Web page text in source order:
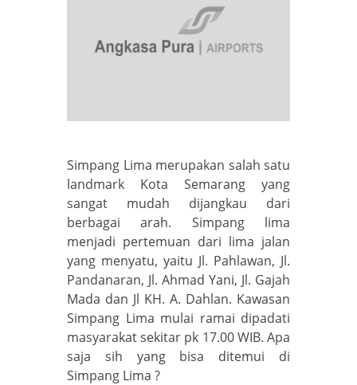
Simpang Lima merupakan salah satu
landmark Kota Semarang yang
sangat mudah dijangkau dari
berbagai arah. Simpang lima
menjadi pertemuan dari lima jalan
yang menyatu, yaitu Jl. Pahlawan, Jl.
Pandanaran, Jl. Ahmad Yani, Jl. Gajah
Mada dan Jl KH. A. Dahlan. Kawasan
Simpang Lima mulai ramai dipadati
masyarakat sekitar pk 17.00 WIB. Apa
saja sih yang bisa ditemui di
Simpang Lima ?